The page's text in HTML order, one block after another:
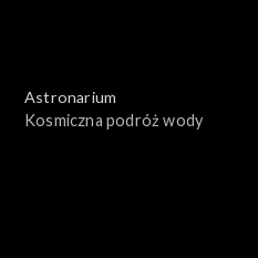
Astronarium
Kosmiczna podróż wody